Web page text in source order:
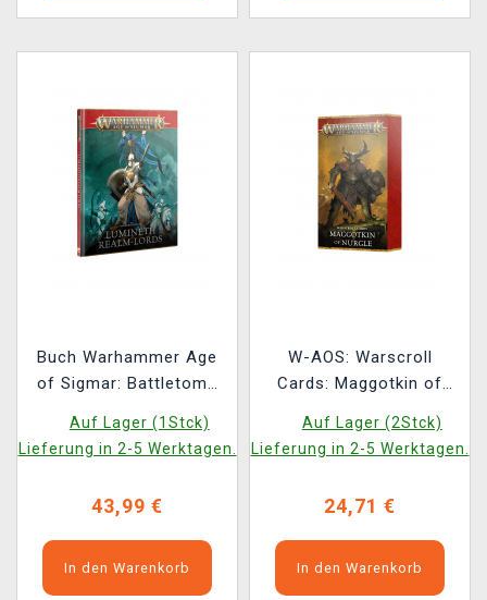
Buch Warhammer Age
of Sigmar: Battletome
(2026) ENG
Auf Lager (1Stck)
Lieferung in 2-5 Werktagen.
43,99 €
In den Warenkorb
W-AOS: Warscroll
Cards: Maggotkin of
Auf Lager (2Stck)
Lieferung in 2-5 Werktagen.
24,71 €
In den Warenkorb